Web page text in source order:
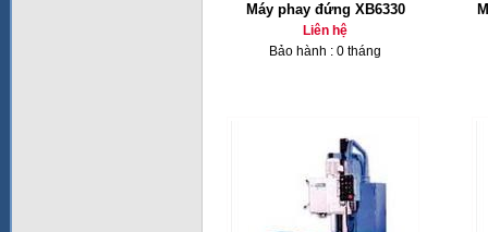
Máy phay đứng XB6330
Liên hệ
Bảo hành : 0 tháng